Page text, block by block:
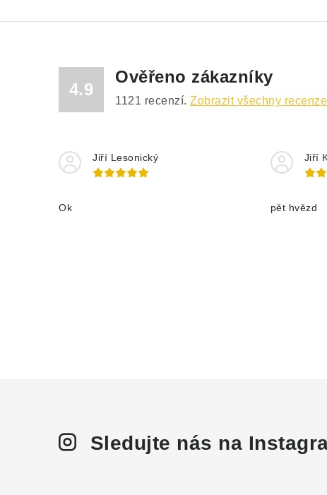
4.9
Ověřeno zákazníky
1121 recenzí. Zobrazit všechny recenze
Jiří Lesonický
Ok
Jiří
pět hvězd
Sledujte nás na